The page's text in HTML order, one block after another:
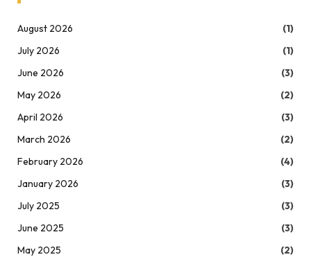
August 2026
(1)
July 2026
(1)
June 2026
(3)
May 2026
(2)
April 2026
(3)
March 2026
(2)
February 2026
(4)
January 2026
(3)
July 2025
(3)
June 2025
(3)
May 2025
(2)